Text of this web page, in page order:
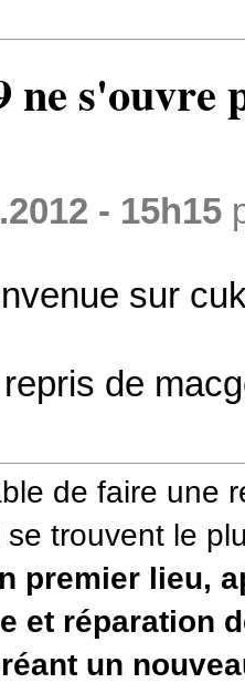
ne s'ouvre
- 15h15
sur
de
de faire une
trouvent le
premier lieu,
et réparation
un